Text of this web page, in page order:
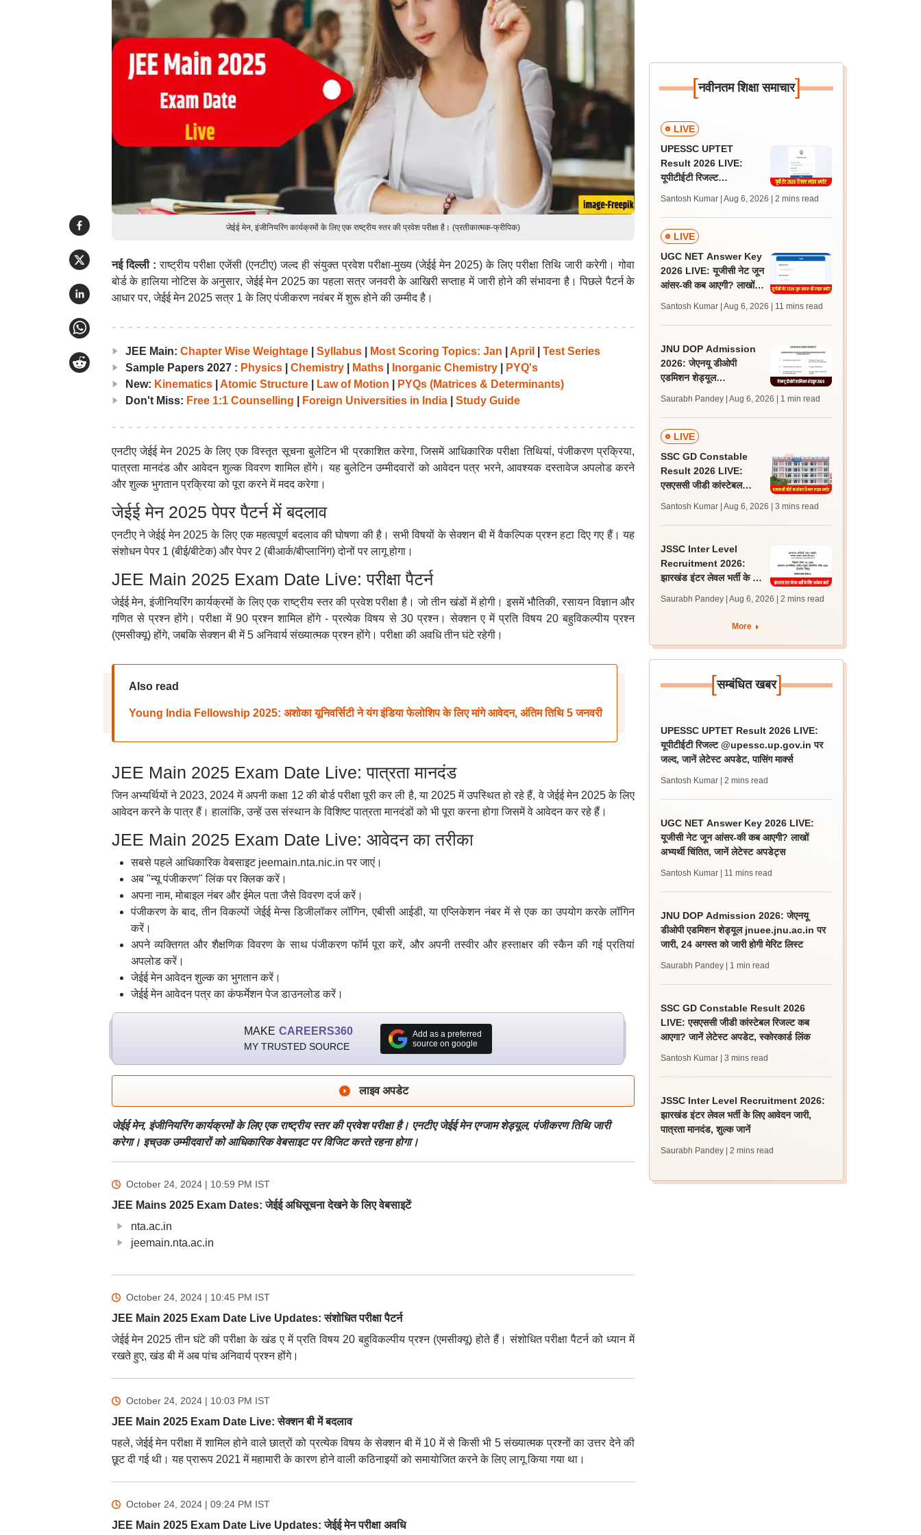
जेईई मेन, इंजीनियरिंग कार्यक्रमों के लिए एक राष्ट्रीय स्तर की प्रवेश परीक्षा है। (प्रतीकात्मक-फ्रीपिक)
नई दिल्ली : राष्ट्रीय परीक्षा एजेंसी (एनटीए) जल्द ही संयुक्त प्रवेश परीक्षा-मुख्य (जेईई मेन 2025) के लिए परीक्षा तिथि जारी करेगी। गोवा
बोर्ड के हालिया नोटिस के अनुसार, जेईई मेन 2025 का पहला सत्र जनवरी के आखिरी सप्ताह में जारी होने की संभावना है। पिछले पैटर्न के
आधार पर, जेईई मेन 2025 सत्र 1 के लिए पंजीकरण नवंबर में शुरू होने की उम्मीद है।
JEE Main: Chapter Wise Weightage| Syllabus| Most Scoring Topics: Jan April
Test Series
Sample Papers 2027 : Physics| Chemistry| Maths| Inorganic Chemistry|
PYQ's
New: Kinematics| Atomic Structure| Law of Motion
PYQs (Matrices & Determinants)
Don't Miss: Free 1:1 Counselling Foreign Universities in India| Study Guide
एनटीए जेईई मेन 2025 के लिए एक विस्तृत सूचना बुलेटिन भी प्रकाशित करेगा, जिसमें आधिकारिक परीक्षा तिथियां, पंजीकरण प्रक्रिया,
पात्रता मानदंड और आवेदन शुल्क विवरण शामिल होंगे। यह बुलेटिन उम्मीदवारों को आवेदन पत्र भरने, आवश्यक दस्तावेज अपलोड करने
और शुल्क भुगतान प्रक्रिया को पूरा करने में मदद करेगा।
जेईई मेन 2025 पेपर पैटर्न में बदलाव
एनटीए ने जेईई मेन 2025 के लिए एक महत्वपूर्ण बदलाव की घोषणा की है। सभी विषयों के सेक्शन बी में वैकल्पिक प्रश्न हटा दिए गए हैं। यह
संशोधन पेपर 1 (बीई/बीटेक) और पेपर 2 (बीआर्क/बीप्लानिंग) दोनों पर लागू होगा।
JEE Main 2025 Exam Date Live: परीक्षा पैटर्न
जेईई मेन, इंजीनियरिंग कार्यक्रमों के लिए एक राष्ट्रीय स्तर की प्रवेश परीक्षा है। जो तीन खंडों में होगी। इसमें भौतिकी, रसायन विज्ञान और
गणित से प्रश्न होंगे। परीक्षा में 90 प्रश्न शामिल होंगे - प्रत्येक विषय से 30 प्रश्न। सेक्शन ए में प्रति विषय 20 बहुविकल्पीय प्रश्न
(एमसीक्यू) होंगे, जबकि सेक्शन बी में 5 अनिवार्य संख्यात्मक प्रश्न होंगे। परीक्षा की अवधि तीन घंटे रहेगी।
Also read
Young India Fellowship 2025: अशोका यूनिवर्सिटी ने यंग इंडिया फेलोशिप के लिए मांगे आवेदन, अंतिम तिथि 5 जनवरी
JEE Main 2025 Exam Date Live: पात्रता मानदंड
जिन अभ्यर्थियों ने 2023, 2024 में अपनी कक्षा 12 की बोर्ड परीक्षा पूरी कर ली है, या 2025 में उपस्थित हो रहे हैं, वे जेईई मेन 2025 के लिए
आवेदन करने के पात्र हैं। हालांकि, उन्हें उस संस्थान के विशिष्ट पात्रता मानदंडों को भी पूरा करना होगा जिसमें वे आवेदन कर रहे हैं।
JEE Main 2025 Exam Date Live: आवेदन का तरीका
सबसे पहले आधिकारिक वेबसाइट jeemain.nta.nic.in पर जाएं।
अब "न्यू पंजीकरण" लिंक पर क्लिक करें।
अपना नाम, मोबाइल नंबर और ईमेल पता जैसे विवरण दर्ज करें।
पंजीकरण के बाद, तीन विकल्पों जेईई मेन्स डिजीलॉकर लॉगिन, एबीसी आईडी, या एप्लिकेशन नंबर में से एक का उपयोग करके लॉगिन
करें।
अपने व्यक्तिगत और शैक्षणिक विवरण के साथ पंजीकरण फॉर्म पूरा करें, और अपनी तस्वीर और हस्ताक्षर की स्कैन की गई प्रतियां
अपलोड करें।
जेईई मेन आवेदन शुल्क का भुगतान करें।
जेईई मेन आवेदन पत्र का कंफर्मेशन पेज डाउनलोड करें।
MAKE CAREERS360
MY TRUSTED SOURCE
Add as a preferred
source on google
लाइव अपडेट
जेईई मेन, इंजीनियरिंग कार्यक्रमों के लिए एक राष्ट्रीय स्तर की प्रवेश परीक्षा है। एनटीए जेईई मेन एग्जाम शेड्यूल, पंजीकरण तिथि जारी
करेगा। इच्उक उम्मीदवारों को आधिकारिक वेबसाइट पर विजिट करते रहना होगा।
October 24, 2024 | 10:59 PM IST
JEE Mains 2025 Exam Dates: जेईई अधिसूचना देखने के लिए वेबसाइटें
nta.ac.in
jeemain.nta.ac.in
October 24, 2024 | 10:45 PM IST
JEE Main 2025 Exam Date Live Updates: संशोधित परीक्षा पैटर्न
जेईई मेन 2025 तीन घंटे की परीक्षा के खंड ए में प्रति विषय 20 बहुविकल्पीय प्रश्न (एमसीक्यू) होते हैं। संशोधित परीक्षा पैटर्न को ध्यान में
रखते हुए, खंड बी में अब पांच अनिवार्य प्रश्न होंगे।
October 24, 2024 | 10:03 PM IST
JEE Main 2025 Exam Date Live: सेक्शन बी में बदलाव
पहले, जेईई मेन परीक्षा में शामिल होने वाले छात्रों को प्रत्येक विषय के सेक्शन बी में 10 में से किसी भी 5 संख्यात्मक प्रश्नों का उत्तर देने की
छूट दी गई थी। यह प्रारूप 2021 में महामारी के कारण होने वाली कठिनाइयों को समायोजित करने के लिए लागू किया गया था।
October 24, 2024 | 09:24 PM IST
JEE Main 2025 Exam Date Live Updates: जेईई मेन परीक्षा अवधि
[नवीनतम शिक्षा समाचार]
LIVE
UPESSC UPTET
Result 2026 LIVE:
यूपीटीईटी रिजल्ट
जल्द, जानें लेटेस्ट अपडेट,
पासिंग मार्क्स
Santosh Kumar | Aug 6, 2026 | 2 mins read
LIVE
UGC NET Answer Key
2026 LIVE: यूजीसी नेट जून
आंसर-की कब आएगी? लाखों
Santosh Kumar | Aug 6, 2026 | 11 mins read
JNU DOP Admission
2026: जेएनयू डीओपी
एडमिशन शेड्यूल
24 अगस्त को जारी होगी मेरिट
लिस्ट
Saurabh Pandey | Aug 6, 2026 | 1 min read
LIVE
SSC GD Constable
Result 2026 LIVE:
एसएससी जीडी कांस्टेबल
लेटेस्ट अपडेट, स्कोरकार्ड लिंक
Santosh Kumar | Aug 6, 2026 | 3 mins read
JSSC Inter Level
Recruitment 2026:
झारखंड इंटर लेवल भर्ती के लिए
Saurabh Pandey | Aug 6, 2026 | 2 mins read
More
[सम्बंधित खबर]
UPESSC UPTET Result 2026 LIVE:
यूपीटीईटी रिजल्ट @upessc.up.gov.in पर
जल्द, जानें लेटेस्ट अपडेट, पासिंग मार्क्स
Santosh Kumar | 2 mins read
UGC NET Answer Key 2026 LIVE:
यूजीसी नेट जून आंसर-की कब आएगी? लाखों
अभ्यर्थी चिंतित, जानें लेटेस्ट अपडेट्स
Santosh Kumar | 11 mins read
JNU DOP Admission 2026: जेएनयू
डीओपी एडमिशन शेड्यूल jnuee.jnu.ac.in पर
जारी, 24 अगस्त को जारी होगी मेरिट लिस्ट
Saurabh Pandey | 1 min read
SSC GD Constable Result 2026
LIVE: एसएससी जीडी कांस्टेबल रिजल्ट कब
आएगा? जानें लेटेस्ट अपडेट, स्कोरकार्ड लिंक
Santosh Kumar | 3 mins read
JSSC Inter Level Recruitment 2026:
झारखंड इंटर लेवल भर्ती के लिए आवेदन जारी,
पात्रता मानदंड, शुल्क जानें
Saurabh Pandey | 2 mins read